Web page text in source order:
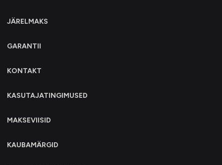
JÄRELMAKS
GARANTII
KONTAKT
KASUTAJATINGIMUSED
MAKSEVIISID
KAUBAMÄRGID